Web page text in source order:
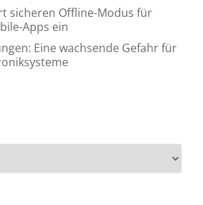
sicheren Offline-Modus für
Apps ein
Eine wachsende Gefahr für